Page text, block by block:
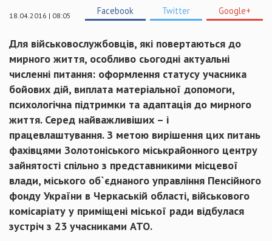
18.04.2016 | 08:05 Facebook Twitter Google+
Для військовослужбовців, які повертаються до
мирного життя, особливо сьогодні актуальні
численні питання: оформлення статусу учасника
бойових дій, виплата матеріальної допомоги,
психологічна підтримки та адаптація до мирного
життя. Серед найважливіших – і
працевлаштування.З метою вирішення цих питань
фахівцями Золотоніського міськрайонного центру
зайнятості спільно з представникими місцевої
влади, міського об`єднаного управління Пенсійного
фонду України в Черкаській області, військового
комісаріату у приміщені міської ради відбулася
зустріч з 23 учасниками АТО.